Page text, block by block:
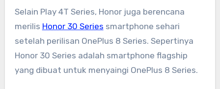
Selain Play 4T Series, Honor juga berencana
merilis Honor 30 Series smartphone sehari
setelah perilisan OnePlus 8 Series. Sepertinya
Honor 30 Series adalah smartphone flagship
yang dibuat untuk menyaingi OnePlus 8 Series.